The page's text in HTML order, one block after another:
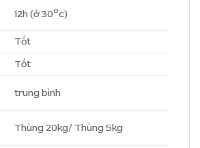
12h (ở 30oc)
Tốt
Tốt
trung bình
Thùng 20kg/ Thùng 5kg